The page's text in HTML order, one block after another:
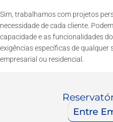
Sim, trabalhamos com projetos
necessidade de cada cliente.
capacidade e as funcionalidades
exigências específicas de qualquer
empresarial ou residencial.
Entre